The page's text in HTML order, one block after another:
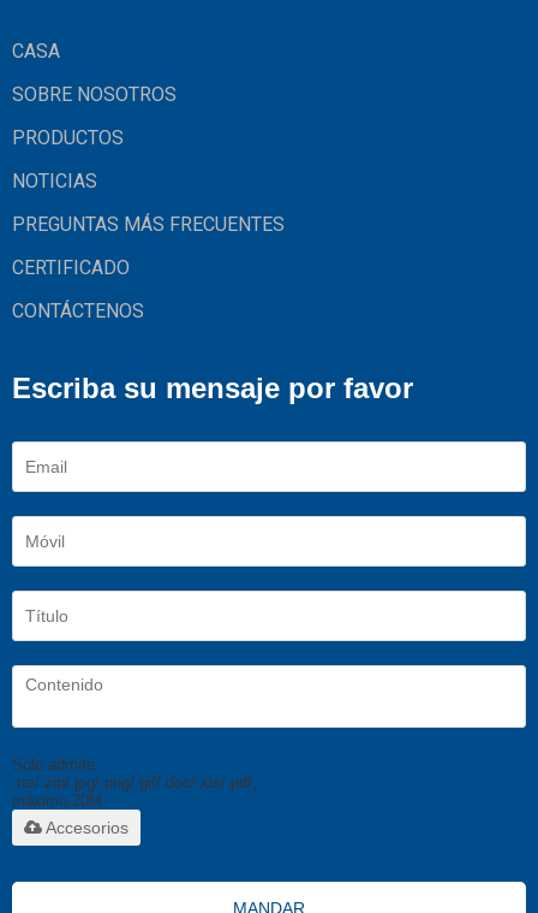
CASA
SOBRE NOSOTROS
PRODUCTOS
NOTICIAS
PREGUNTAS MÁS FRECUENTES
CERTIFICADO
CONTÁCTENOS
Escriba su mensaje por favor
Solo admite
.rar/.zip/.jpg/.png/.gif/.doc/.xls/.pdf,
máximo 20M
Accesorios
MANDAR